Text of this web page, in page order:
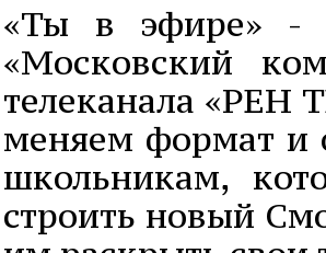
«Ты в эфире» -
«Московский
телеканала «РЕН
меняем формат и
школьникам,
строить новый